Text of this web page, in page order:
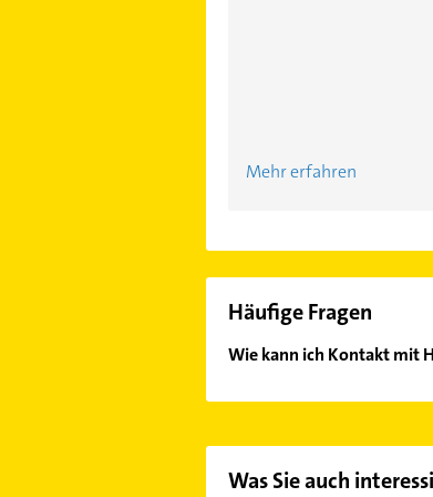
Mehr erfahren
Häufige Fragen
Was Sie auch